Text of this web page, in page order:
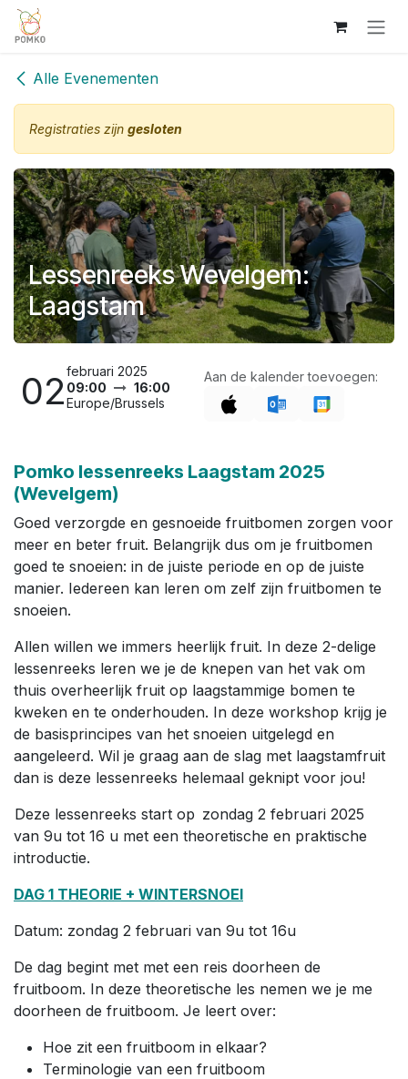
Overslaan naar inhoud
Alle Evenementen
Registraties zijn gesloten
Lessenreeks Wevelgem:
Laagstam
02februari 2025
09:00
16:00
Europe/Brussels
Aan de kalender toevoegen:
Pomko lessenreeks Laagstam 2025
(Wevelgem)
Goed verzorgde en gesnoeide fruitbomen zorgen voor
meer en beter fruit. Belangrijk dus om je fruitbomen
goed te snoeien: in de juiste periode en op de juiste
manier. Iedereen kan leren om zelf zijn fruitbomen te
snoeien.
Allen willen we immers heerlijk fruit. In deze 2-delige
lessenreeks leren we je de knepen van het vak om
thuis overheerlijk fruit op laagstammige bomen te
kweken en te onderhouden. In deze workshop krijg je
de basisprincipes van het snoeien uitgelegd en
aangeleerd. Wil je graag aan de slag met laagstamfruit
dan is deze lessenreeks helemaal geknipt voor jou!
Deze lessenreeks start op zondag 2 februari 2025
van 9u tot 16 u met een theoretische en praktische
introductie.
DAG 1 THEORIE + WINTERSNOEI
Datum: zondag 2 februari van 9u tot 16u
De dag begint met met een reis doorheen de
fruitboom. In deze theoretische les nemen we je me
doorheen de fruitboom. Je leert over:
Hoe zit een fruitboom in elkaar?
Terminologie van een fruitboom